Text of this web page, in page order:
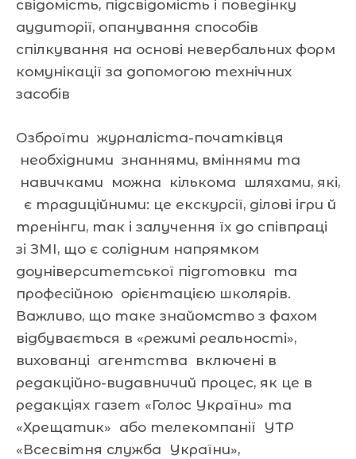
свідомість, підсвідомість і поведінку
аудиторії, опанування способів
спілкування на основі невербальних форм
комунікації за допомогою технічних
засобів
Озброїти журналіста-початківця
необхідними знаннями, вміннями та
навичками можна кількома шляхами, які,
є традиційними: це екскурсії, ділові ігри й
тренінги, так і залучення їх до співпраці
зі ЗМІ, що є солідним напрямком
доуніверситетської підготовки та
професійною орієнтацією школярів.
Важливо, що таке знайомство з фахом
відбувається в «режимі реальності»,
вихованці агентства включені в
редакційно-видавничий процес, як це в
редакціях газет «Голос України» та
«Хрещатик» або телекомпанії УТР
«Всесвітня служба України»,